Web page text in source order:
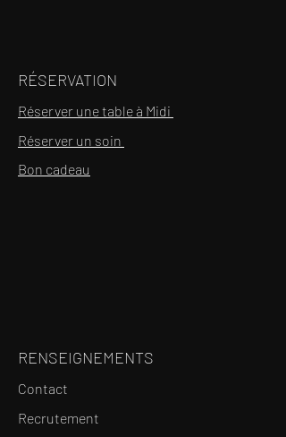
RÉSERVATION
Réserver une table à Midi
Réserver un soin
Bon cadeau
RENSEIGNEMENTS
Contact
Recrutement